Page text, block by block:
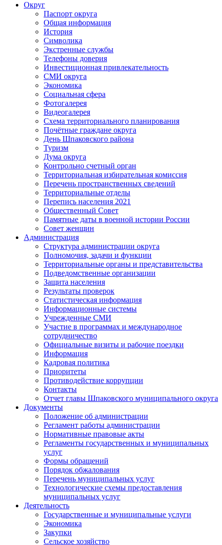
Округ
Паспорт округа
Общая информация
История
Символика
Экстренные службы
Телефоны доверия
Инвестиционная привлекательность
СМИ округа
Экономика
Социальная сфера
Фотогалерея
Видеогалерея
Схема территориального планирования
Почётные граждане округа
День Шпаковского района
Туризм
Дума округа
Контрольно счетный орган
Территориальная избирательная комиссия
Перечень пространственных сведений
Территориальные отделы
Перепись населения 2021
Общественный Совет
Памятные даты в военной истории России
Совет женщин
Администрация
Структура администрации округа
Полномочия, задачи и функции
Территориальные органы и представительства
Подведомственные организации
Защита населения
Результаты проверок
Статистическая информация
Информационные системы
Учрежденные СМИ
Участие в программах и международное
сотрудничество
Официальные визиты и рабочие поездки
Информация
Кадровая политика
Приоритеты
Противодействие коррупции
Контакты
Отчет главы Шпаковского муниципального округа
Документы
Положение об администрации
Регламент работы администрации
Нормативные правовые акты
Регламенты государственных и муниципальных
услуг
Формы обращений
Порядок обжалования
Перечень муниципальных услуг
Технологические схемы предоставления
муниципальных услуг
Деятельность
Государственные и муниципальные услуги
Экономика
Закупки
Сельское хозяйство